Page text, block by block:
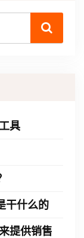
具
干什么的
提供销售